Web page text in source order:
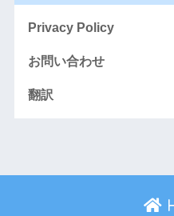
Privacy Policy
お問い合わせ
翻訳